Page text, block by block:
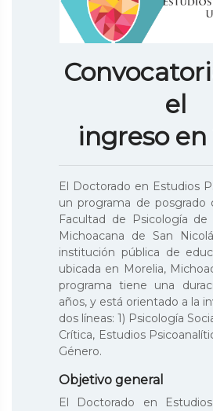
el
ingreso
El Doctorado en Estudios
un programa de posgrado
Facultad de Psicología de
Michoacana de San
institución pública de
ubicada en Morelia,
programa tiene una
años, y está orientado a la
dos líneas: 1) Psicología
Crítica, Estudios
Género.
Objetivo general
El Doctorado en